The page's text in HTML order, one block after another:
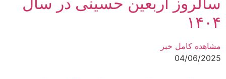
۱۴۰۴
مشاهده کامل خبر
04/06/2025